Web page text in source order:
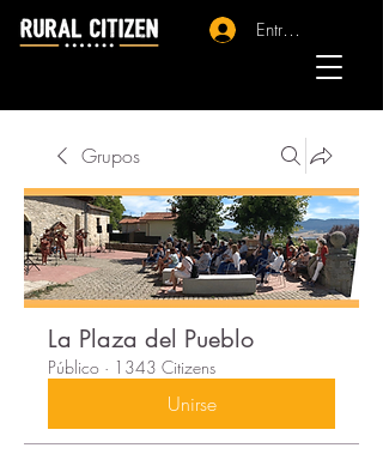
Entrar - Registro
Grupos
La Plaza del Pueblo
Público · 1343 Citizens
Unirse